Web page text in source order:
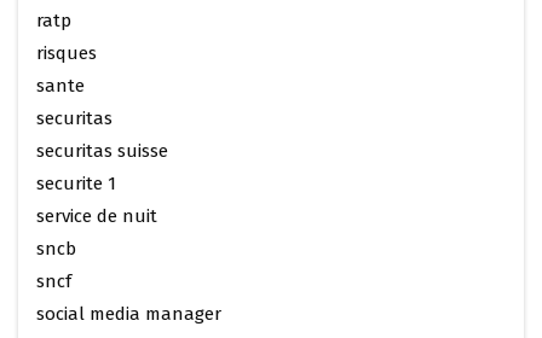
ratp
risques
sante
securitas
securitas suisse
securite 1
service de nuit
sncb
sncf
social media manager